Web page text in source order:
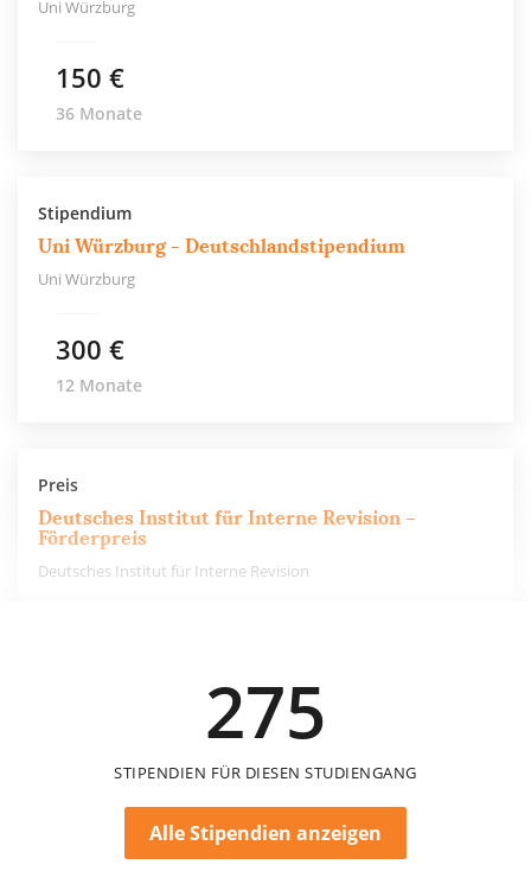
Uni Würzburg
150 €
36 Monate
Stipendium
Uni Würzburg - Deutschlandstipendium
Uni Würzburg
300 €
12 Monate
Preis
Deutsches Institut für Interne Revision –
Förderpreis
Deutsches Institut für Interne Revision
275
STIPENDIEN FÜR DIESEN STUDIENGANG
Alle Stipendien anzeigen